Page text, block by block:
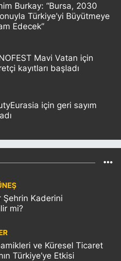
Burkay: “Bursa, 2030
Türkiye’yi Büyütmeye
Edecek”
Mavi Vatan için
kayıtları başladı
için geri sayım
Şehrin Kaderini
mi?
ve Küresel Ticaret
Türkiye’ye Etkisi